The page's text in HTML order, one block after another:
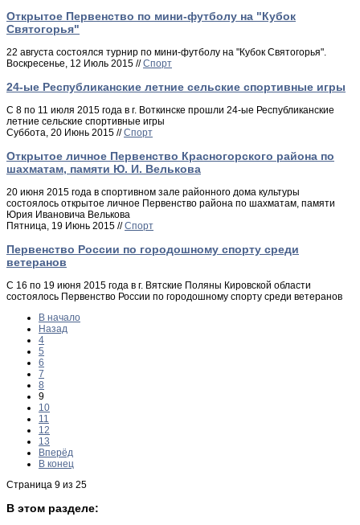
Открытое Первенство по мини-футболу на "Кубок
Святогорья"
22 августа состоялся турнир по мини-футболу на "Кубок Святогорья".
Воскресенье, 12 Июль 2015 //Спорт
24-ые Республиканские летние сельские спортивные игры
С 8 по 11 июля 2015 года в г. Воткинске прошли 24-ые Республиканские
летние сельские спортивные игры
Суббота, 20 Июнь 2015 //Спорт
Открытое личное Первенство Красногорского района по
шахматам, памяти Ю. И. Велькова
20 июня 2015 года в спортивном зале районного дома культуры
состоялось открытое личное Первенство района по шахматам, памяти
Юрия Ивановича Велькова
Пятница, 19 Июнь 2015 //Спорт
Первенство России по городошному спорту среди
ветеранов
С 16 по 19 июня 2015 года в г. Вятские Поляны Кировской области
состоялось Первенство России по городошному спорту среди ветеранов
В начало
Назад
4
5
6
7
8
9
10
11
12
13
Вперёд
В конец
Страница 9 из 25
В этом разделе: